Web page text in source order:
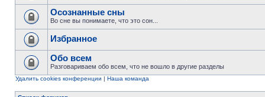
Осознанные сны
Во сне вы понимаете, что это сон...
Избранное
Обо всем
Разговариваем обо всем, что не вошло в другие разделы
Удалить cookies конференции | Наша команда